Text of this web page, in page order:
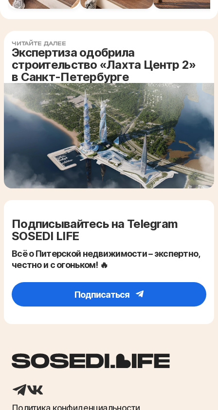
ЧИТАЙТЕ ДАЛЕЕ
Экспертиза одобрила
строительство «Лахта Центр 2»
в Санкт-Петербурге
Подписывайтесь на Telegram
SOSEDI LIFE
Всё о Питерской недвижимости – экспертно,
честно и с огоньком! 🔥
Подписаться